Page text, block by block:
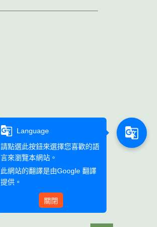
g_translate
Language
請點選此按鈕來選擇您喜歡的語
言來瀏覽本網站。
此網站的翻譯是由Google 翻譯
提供。
關閉
g_translate